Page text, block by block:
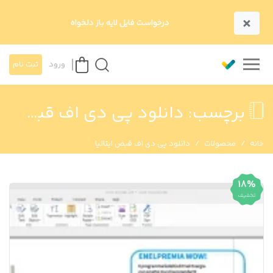
× درخواست فایل لایه باز دلخواه
ورود ثبت نام
برچسب: دانلود پی دی اف قبض ایتالیا
خانه محصولات دانلود پی دی اف قبض ایتالیا
18%
تخفیف